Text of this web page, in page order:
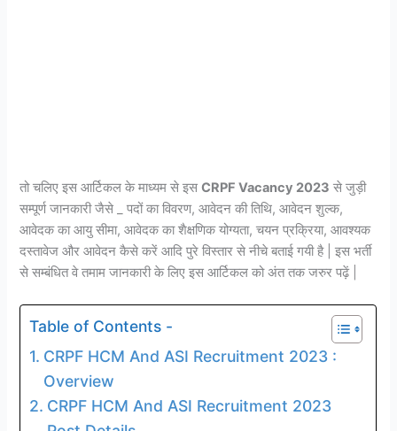
तो चलिए इस आर्टिकल के माध्यम से इसCRPF Vacancy 2023 से जुड़ी
सम्पूर्ण जानकारी जैसे _ पदों का विवरण, आवेदन की तिथि, आवेदन शुल्क,
आवेदक का आयु सीमा, आवेदक का शैक्षणिक योग्यता, चयन प्रक्रिया, आवश्यक
दस्तावेज और आवेदन कैसे करें आदि पुरे विस्तार से नीचे बताई गयी है | इस भर्ती
से सम्बंधित वे तमाम जानकारी के लिए इस आर्टिकल को अंत तक जरुर पढ़ें |
Table of Contents -
CRPF HCM And ASI Recruitment 2023 :
Overview
CRPF HCM And ASI Recruitment 2023